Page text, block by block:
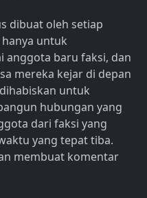
dibuat oleh setiap
untuk
anggota baru faksi, dan
mereka kejar di depan
untuk
hubungan yang
dari faksi yang
yang tepat tiba.
membuat komentar